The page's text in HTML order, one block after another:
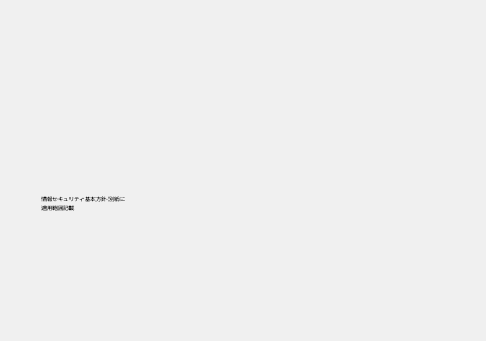
情報セキュリティ基本方針-別紙に
​適用範囲記載